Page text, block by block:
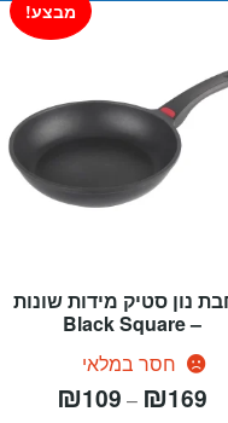
נון סטיק מידות שונות
– Black Square
חסר במלאי
מבצע!
₪109 – ₪169